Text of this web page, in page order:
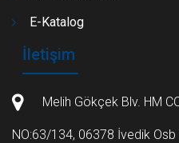
E-Katalog
İletişim
Melih Gökçek Blv. HM
NO:63/134, 06378 İvedik